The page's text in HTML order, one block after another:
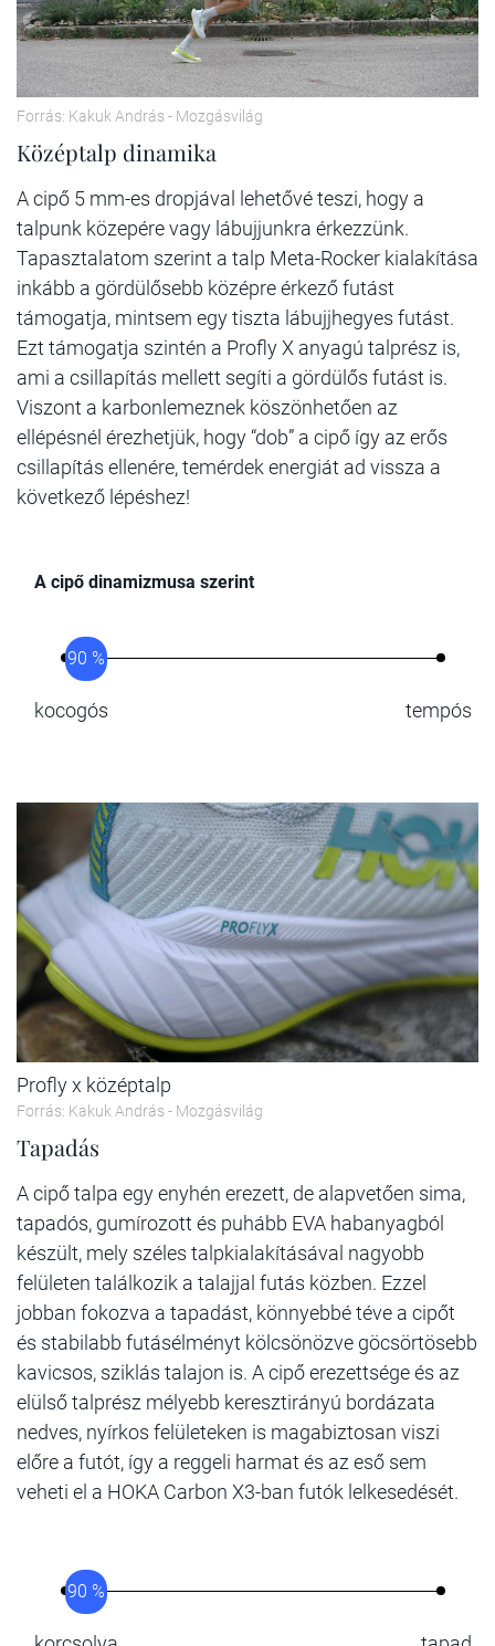
Forrás: Kakuk András - Mozgásvilág
Középtalp dinamika
A cipő 5 mm-es dropjával lehetővé teszi, hogy a
talpunk közepére vagy lábujjunkra érkezzünk.
Tapasztalatom szerint a talp Meta-Rocker kialakítása
inkább a gördülősebb középre érkező futást
támogatja, mintsem egy tiszta lábujjhegyes futást.
Ezt támogatja szintén a Profly X anyagú talprész is,
ami a csillapítás mellett segíti a gördülős futást is.
Viszont a karbonlemeznek köszönhetően az
ellépésnél érezhetjük, hogy “dob” a cipő így az erős
csillapítás ellenére, temérdek energiát ad vissza a
következő lépéshez!
A cipő dinamizmusa szerint
90 %
kocogós tempós
Profly x középtalp
Forrás: Kakuk András - Mozgásvilág
Tapadás
A cipő talpa egy enyhén erezett, de alapvetően sima,
tapadós, gumírozott és puhább EVA habanyagból
készült, mely széles talpkialakításával nagyobb
felületen találkozik a talajjal futás közben. Ezzel
jobban fokozva a tapadást, könnyebbé téve a cipőt
és stabilabb futásélményt kölcsönözve göcsörtösebb
kavicsos, sziklás talajon is. A cipő erezettsége és az
elülső talprész mélyebb keresztirányú bordázata
nedves, nyírkos felületeken is magabiztosan viszi
előre a futót, így a reggeli harmat és az eső sem
veheti el a HOKA Carbon X3-ban futók lelkesedését.
90 %